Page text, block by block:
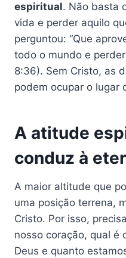
espiritual. Não basta
vida e perder aquilo
perguntou: “Que
todo o mundo e
8:36). Sem Cristo, as
podem ocupar o lugar
A atitude
conduz à
A maior altitude que
uma posição terrena,
Cristo. Por isso,
nosso coração, qual é
Deus e quanto